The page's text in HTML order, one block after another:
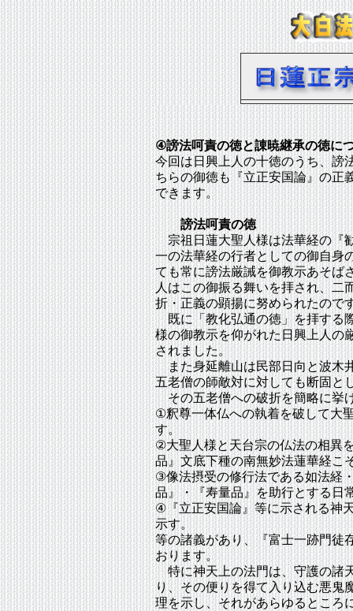
日興上人の御
④謗法呵責の徳と諌暁継承の徳に
今回は日興上人の十徳のうち、謗
ちらの御徳も『立正安国論』の正
できます。
謗法呵責の徳
宗祖日蓮大聖人様は法華経の『
一の法華経の行者としての御自身
ても常に謗法厳誡を御教示あそば
人はこの御振る舞いを拝され、二
折・正義の顕揚に努められたので
既に「教化弘通の徳」を拝する
様の御教示を仰がれた日興上人の
されました。
また身延離山は民部日向と波木
五老僧の師敵対に対しても断固と
その五老僧への破折を簡略に挙
①釈尊一体仏への執着を破して大
す。
②大聖人様と天台宗の仏法の相異
品』文底下種の南無妙法蓮華経こ
③像法摂受の修行法である如法経
品』・『寿量品』を助行とする日
④『立正安国論』等に示される神
示す。
等の諸義があり、『富士一跡門徒
おります。
特に神天上の法門は、守護の諸
り、その便りを得て入り込む悪鬼
理を示し、それがあらゆるところ